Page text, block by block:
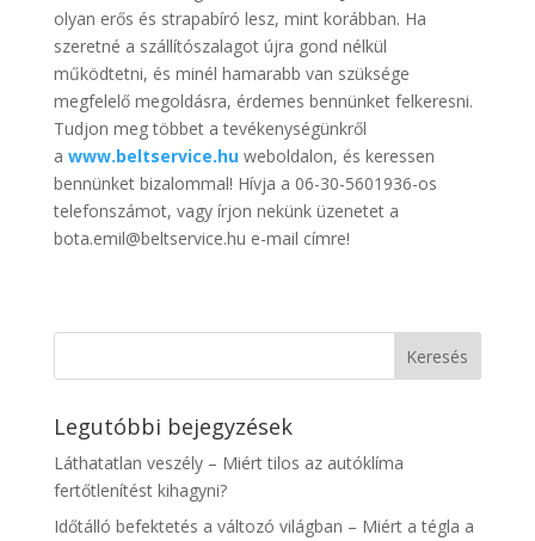
olyan erős és strapabíró lesz, mint korábban. Ha
szeretné a szállítószalagot újra gond nélkül
működtetni, és minél hamarabb van szüksége
megfelelő megoldásra, érdemes bennünket felkeresni.
Tudjon meg többet a tevékenységünkről
a www.beltservice.hu weboldalon, és keressen
bennünket bizalommal! Hívja a 06-30-5601936-os
telefonszámot, vagy írjon nekünk üzenetet a
bota.emil@beltservice.hu e-mail címre!
Legutóbbi bejegyzések
Láthatatlan veszély – Miért tilos az autóklíma
fertőtlenítést kihagyni?
Időtálló befektetés a változó világban – Miért a tégla a